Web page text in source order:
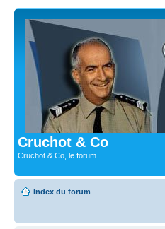
Cruchot & Co
Cruchot & Co, le forum
Index du forum